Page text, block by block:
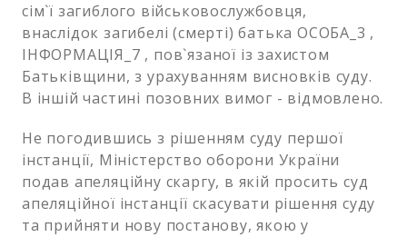
сім`ї загиблого військовослужбовця,
внаслідок загибелі (смерті) батька ОСОБА_3 ,
ІНФОРМАЦІЯ_7 , пов`язаної із захистом
Батьківщини, з урахуванням висновків суду.
В іншій частині позовних вимог - відмовлено.
Не погодившись з рішенням суду першої
інстанції, Міністерство оборони України
подав апеляційну скаргу, в якій просить суд
апеляційної інстанції скасувати рішення суду
та прийняти нову постанову, якою у